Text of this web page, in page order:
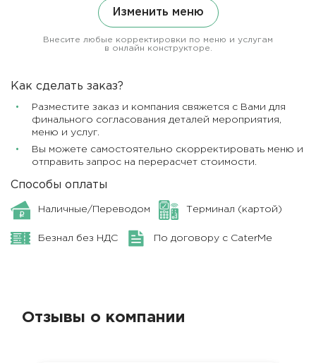
Изменить меню
Внесите любые корректировки по меню и услугам
в онлайн конструкторе.
Как сделать заказ?
Разместите заказ и компания свяжется с Вами для
финального согласования деталей мероприятия,
меню и услуг.
Вы можете самостоятельно скорректировать меню и
отправить запрос на перерасчет стоимости.
Способы оплаты
Наличные/Переводом Терминал (картой)
Безнал без НДС По договору с CaterMe
Отзывы о компании